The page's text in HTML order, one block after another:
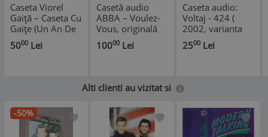
Caseta Viorel
Gaiță ‎– Caseta Cu
Gaițe (Un An De
Umor La ProFM),
originala
5000 Lei
Casetă audio
ABBA – Voulez-
Vous, originală
10000 Lei
Caseta audio:
Voltaj - 424 (
2002, varianta
mai rara cu
etichete de hartie
2500 Lei
Alti clienti au vizitat si
-50%